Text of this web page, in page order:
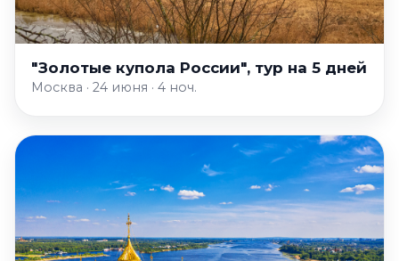
"Золотые купола России", тур на 5 дней
Москва · 24 июня · 4 ноч.